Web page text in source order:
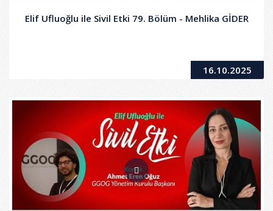
Elif Ufluoğlu ile Sivil Etki 79. Bölüm - Mehlika GİDER
16.10.2025